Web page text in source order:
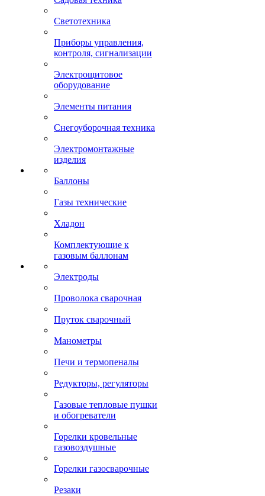
Светотехника
Приборы управления,
контроля, сигнализации
Электрощитовое
оборудование
Элементы питания
Снегоуборочная техника
Электромонтажные
изделия
Баллоны
Газы технические
Хладон
Комплектующие к
газовым баллонам
Электроды
Проволока сварочная
Пруток сварочный
Манометры
Печи и термопеналы
Редукторы, регуляторы
Газовые тепловые пушки
и обогреватели
Горелки кровельные
газовоздушные
Горелки газосварочные
Резаки